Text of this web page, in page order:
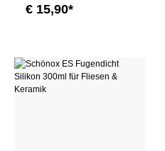
€ 15,90*